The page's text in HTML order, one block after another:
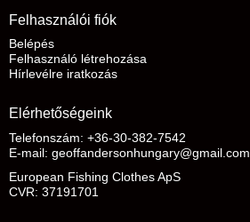
Felhasználói fiók
Belépés
Felhasználó létrehozása
Hírlevélre iratkozás
Elérhetőségeink
Telefonszám: +36-30-382-7542
E-mail: geoffandersonhungary@gmail.com
European Fishing Clothes ApS
CVR: 37191701